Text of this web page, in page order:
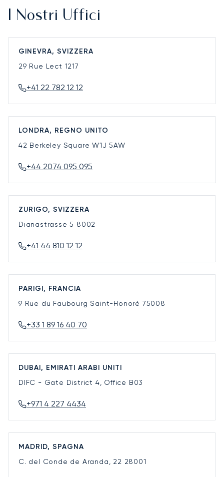
I Nostri Uffici
GINEVRA, SVIZZERA
29 Rue Lect 1217
+41 22 782 12 12
LONDRA, REGNO UNITO
42 Berkeley SquareW1J 5AW
+44 2074 095 095
ZURIGO, SVIZZERA
Dianastrasse 5 8002
+41 44 810 12 12
PARIGI, FRANCIA
9 Rue du Faubourg Saint-Honoré 75008
+33 1 89 16 40 70
DUBAI, EMIRATI ARABI UNITI
DIFC - Gate District 4, Office B03
+971 4 227 4434
MADRID, SPAGNA
C. del Conde de Aranda, 22 28001